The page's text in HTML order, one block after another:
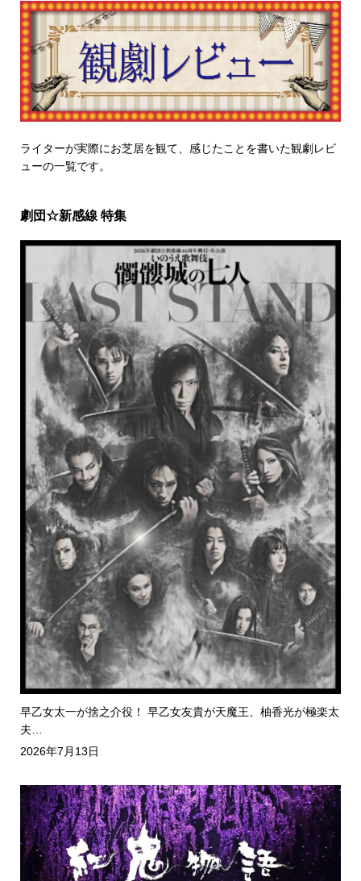
ライターが実際にお芝居を観て、感じたことを書いた観劇レビ
ューの一覧です。
劇団☆新感線 特集
早乙女太一が捨之介役！ 早乙女友貴が天魔王、柚香光が極楽太
夫…
2026年7月13日